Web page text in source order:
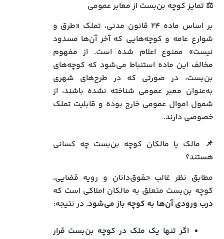
⚖️ تمایز کوچه بن‌بست از معابر عمومی
بر اساس ماده ۲۴ قانون مدنی، تملک «طرق و
شوارع عامه و کوچه‌هایی که آخر آن‌ها مسدود
نیست» ممنوع اعلام شده است. از مفهوم
مخالف این ماده استنباط می‌شود که کوچه‌های
بن‌بست، در صورتی که در طرح‌های شهری
به‌عنوان معبر عمومی شناخته نشده باشند، از
شمول اموال عمومی خارج بوده و قابلیت تملک
خصوصی دارند.
📌 مالک یا مالکان کوچه بن‌بست چه کسانی
هستند؟
مطابق نظر غالب حقوق‌دانان و رویه قضایی،
کوچه بن‌بست متعلق به مالکان املاکی است که
درب ورودی آن‌ها به کوچه باز می‌شود. در نتیجه:
اگر تنها یک ملک در کوچه بن‌بست قرار